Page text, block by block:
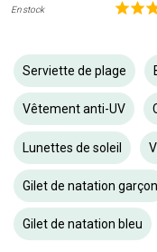
En stock
Serviette de plage
Vêtement anti-UV
Lunettes de soleil
Gilet de natation garçon
Gilet de natation bleu